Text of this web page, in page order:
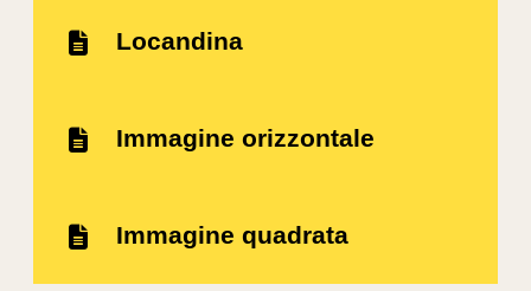
Locandina
Immagine orizzontale
Immagine quadrata